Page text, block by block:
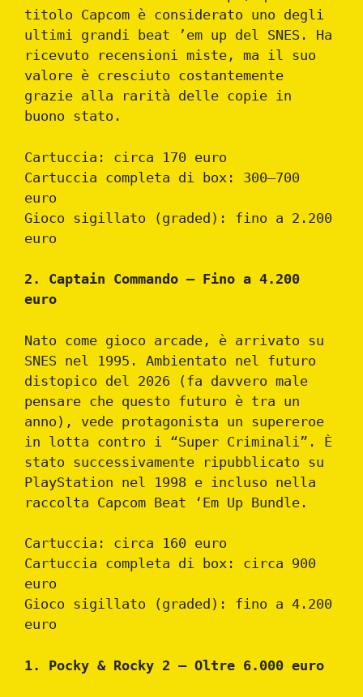
titolo Capcom è considerato uno degli
ultimi grandi beat ’em up del SNES. Ha
ricevuto recensioni miste, ma il suo
valore è cresciuto costantemente
grazie alla rarità delle copie in
buono stato.
Cartuccia: circa 170 euro
Cartuccia completa di box: 300–700
euro
Gioco sigillato (graded): fino a 2.200
euro
2. Captain Commando – Fino a 4.200
euro
Nato come gioco arcade, è arrivato su
SNES nel 1995. Ambientato nel futuro
distopico del 2026 (fa davvero male
pensare che questo futuro è tra un
anno), vede protagonista un supereroe
in lotta contro i “Super Criminali”. È
stato successivamente ripubblicato su
PlayStation nel 1998 e incluso nella
raccolta Capcom Beat ‘Em Up Bundle.
Cartuccia: circa 160 euro
Cartuccia completa di box: circa 900
euro
Gioco sigillato (graded): fino a 4.200
euro
1. Pocky & Rocky 2 – Oltre 6.000 euro